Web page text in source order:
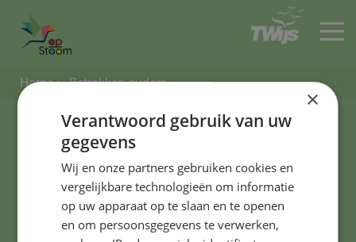
HOME
Home Betrokken ouders
Adres & contact
Westergracht 3
×
Verantwoord gebruik van uw
gegevens
Wij en onze partners gebruiken cookies en
vergelijkbare technologieën om informatie
op uw apparaat op te slaan en te openen
en om persoonsgegevens te verwerken,